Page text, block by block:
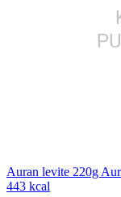
Auran levite 220g
443 kcal